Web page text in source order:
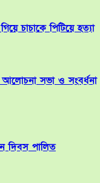
চাচাকে পিটিয়ে হত্যা
সভা ও সংবর্ধনা
দিবস পালিত